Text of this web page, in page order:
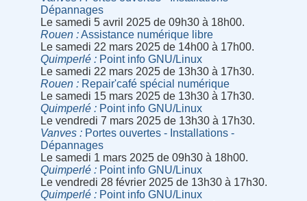
Dépannages
Le samedi 5 avril 2025 de 09h30 à 18h00.
Rouen
Assistance numérique libre
Le samedi 22 mars 2025 de 14h00 à 17h00.
Quimperlé
Point info GNU/Linux
Le samedi 22 mars 2025 de 13h30 à 17h30.
Rouen
Repair'café spécial numérique
Le samedi 15 mars 2025 de 13h30 à 17h30.
Quimperlé
Point info GNU/Linux
Le vendredi 7 mars 2025 de 13h30 à 17h30.
Vanves
Portes ouvertes - Installations -
Dépannages
Le samedi 1 mars 2025 de 09h30 à 18h00.
Quimperlé
Point info GNU/Linux
Le vendredi 28 février 2025 de 13h30 à 17h30.
Quimperlé
Point info GNU/Linux